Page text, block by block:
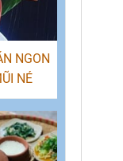
NGON
NÉ